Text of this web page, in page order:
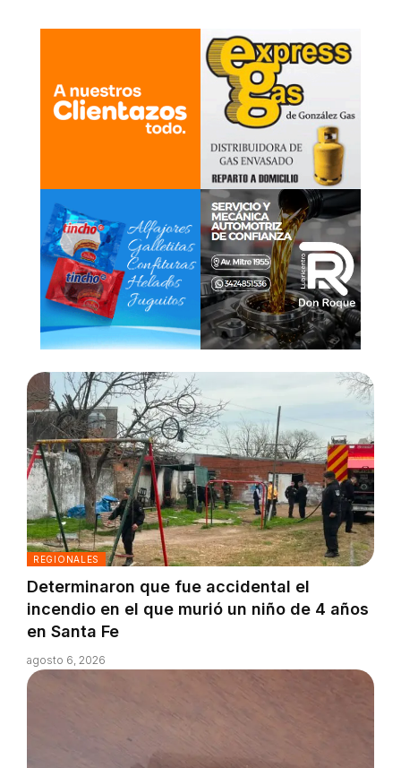
REGIONALES
Determinaron que fue accidental el
incendio en el que murió un niño de 4 años
en Santa Fe
agosto 6, 2026